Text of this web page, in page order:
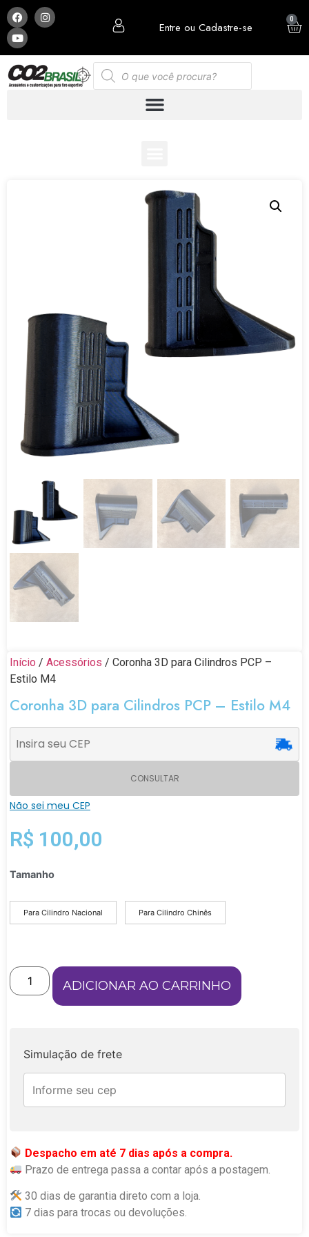
Entre ou Cadastre-se
0
Início / Acessórios / Coronha 3D para Cilindros PCP –
Estilo M4
Coronha 3D para Cilindros PCP – Estilo M4
CONSULTAR
Não sei meu CEP
R$ 100,00
Tamanho
Para Cilindro Nacional Para Cilindro Chinês
ADICIONAR AO CARRINHO
Simulação de frete
Despacho em até 7 dias após a compra.
Prazo de entrega passa a contar após a postagem.
30 dias de garantia direto com a loja.
7 dias para trocas ou devoluções.